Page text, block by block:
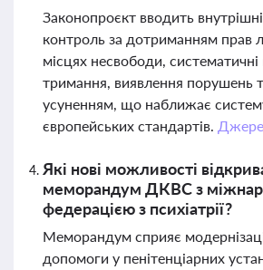
Законопроєкт вводить
контроль за дотриманням прав
місцях несвободи,
тримання, виявлення порушень
усуненням, що наближає
європейських стандартів.
Які нові можливості
меморандум ДКВС з
федерацією з психіатрії?
Меморандум сприяє
допомоги у пенітенціарних